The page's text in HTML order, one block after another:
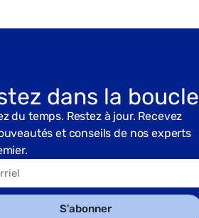
dans la boucle
du temps. Restez à jour. Recevez
et conseils de nos experts
S'abonner